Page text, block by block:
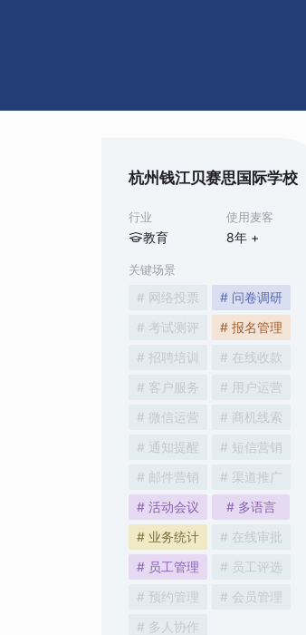
杭州钱江贝赛思国际学校
行业
教育
使用麦客
8年 +
关键场景
# 网络投票
# 问卷调研
# 考试测评
# 报名管理
# 招聘培训
# 在线收款
# 客户服务
# 用户运营
# 微信运营
# 商机线索
# 通知提醒
# 短信营销
# 邮件营销
# 渠道推广
# 活动会议
# 多语言
# 业务统计
# 在线审批
# 员工管理
# 员工评选
# 预约管理
# 会员管理
# 多人协作